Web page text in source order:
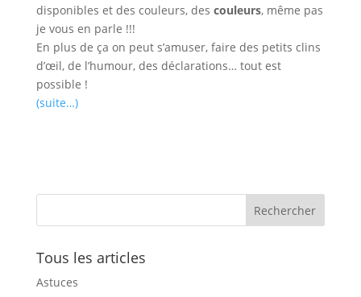
disponibles et des couleurs, des couleurs, même pas
je vous en parle !!!
En plus de ça on peut s’amuser, faire des petits clins
d’œil, de l’humour, des déclarations… tout est
possible !
(suite…)
Tous les articles
Astuces